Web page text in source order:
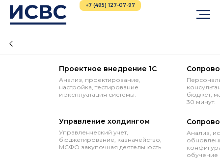
+7 (495) 127-07-97
Проектное внедрение 1С
Анализ, проектирование,
настройка, тестирование
и эксплуатация системы.
Управление холдингом
Управленческий учет,
бюджетирование, казначейство,
МСФО закупочная деятельность.
бюджет,
30 минут.
Анализ,
обучение